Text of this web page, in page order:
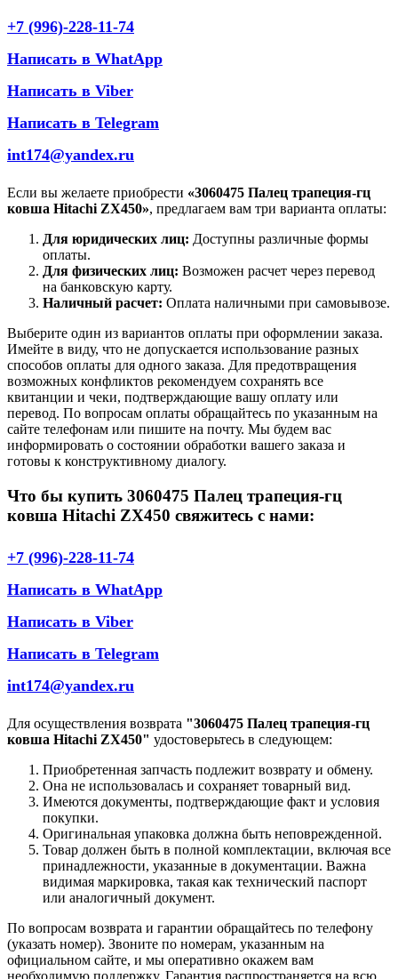
+7 (996)-228-11-74
Написать в WhatApp
Написать в Viber
Написать в Telegram
int174@yandex.ru
Если вы желаете приобрести «3060475 Палец трапеция-гц
ковша Hitachi ZX450», предлагаем вам три варианта оплаты:
Для юридических лиц: Доступны различные формы
оплаты.
Для физических лиц: Возможен расчет через перевод
на банковскую карту.
Наличный расчет: Оплата наличными при самовывозе.
Выберите один из вариантов оплаты при оформлении заказа.
Имейте в виду, что не допускается использование разных
способов оплаты для одного заказа. Для предотвращения
возможных конфликтов рекомендуем сохранять все
квитанции и чеки, подтверждающие вашу оплату или
перевод. По вопросам оплаты обращайтесь по указанным на
сайте телефонам или пишите на почту. Мы будем вас
информировать о состоянии обработки вашего заказа и
готовы к конструктивному диалогу.
Что бы купить 3060475 Палец трапеция-гц
ковша Hitachi ZX450 свяжитесь с нами:
+7 (996)-228-11-74
Написать в WhatApp
Написать в Viber
Написать в Telegram
int174@yandex.ru
Для осуществления возврата "3060475 Палец трапеция-гц
ковша Hitachi ZX450" удостоверьтесь в следующем:
Приобретенная запчасть подлежит возврату и обмену.
Она не использовалась и сохраняет товарный вид.
Имеются документы, подтверждающие факт и условия
покупки.
Оригинальная упаковка должна быть неповрежденной.
Товар должен быть в полной комплектации, включая все
принадлежности, указанные в документации. Важна
видимая маркировка, такая как технический паспорт
или аналогичный документ.
По вопросам возврата и гарантии обращайтесь по телефону
(указать номер). Звоните по номерам, указанным на
официальном сайте, и мы оперативно окажем вам